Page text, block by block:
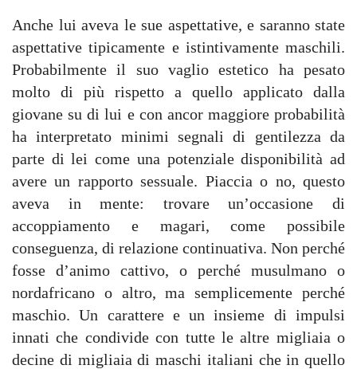
Anche lui aveva le sue aspettative, e saranno state
aspettative tipicamente e istintivamente maschili.
Probabilmente il suo vaglio estetico ha pesato
molto di più rispetto a quello applicato dalla
giovane su di lui e con ancor maggiore probabilità
ha interpretato minimi segnali di gentilezza da
parte di lei come una potenziale disponibilità ad
avere un rapporto sessuale. Piaccia o no, questo
aveva in mente: trovare un’occasione di
accoppiamento e magari, come possibile
conseguenza, di relazione continuativa. Non perché
fosse d’animo cattivo, o perché musulmano o
nordafricano o altro, ma semplicemente perché
maschio. Un carattere e un insieme di impulsi
innati che condivide con tutte le altre migliaia o
decine di migliaia di maschi italiani che in quello